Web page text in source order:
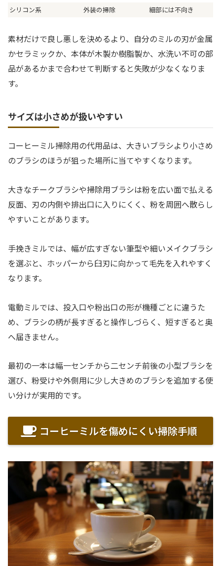
シリコン系
外装の掃除 細部には不向き
素材だけで良し悪しを決めるより、自分のミルの刃が金属
かセラミックか、本体が木製か樹脂製か、水洗い不可の部
品があるかまで合わせて判断すると失敗が少なくなりま
す。
サイズは小さめが扱いやすい
コーヒーミル掃除用の代用品は、大きいブラシより小さめ
のブラシのほうが狙った場所に当てやすくなります。
大きなチークブラシや掃除用ブラシは粉を広い面で払える
反面、刃の内側や排出口に入りにくく、粉を周囲へ散らし
やすいことがあります。
手挽きミルでは、幅が広すぎない筆型や細いメイクブラシ
を選ぶと、ホッパーから臼刃に向かって毛先を入れやすく
なります。
電動ミルでは、投入口や粉出口の形が機種ごとに違うた
め、ブラシの柄が長すぎると操作しづらく、短すぎると奥
へ届きません。
最初の一本は幅一センチから二センチ前後の小型ブラシを
選び、粉受けや外側用に少し大きめのブラシを追加する使
い分けが実用的です。
コーヒーミルを傷めにくい掃除手順